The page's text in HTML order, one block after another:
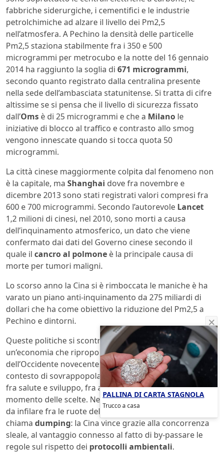
fabbriche siderurgiche, i cementifici e le industrie
petrolchimiche ad alzare il livello dei Pm2,5
nell’atmosfera. A Pechino la densità delle particelle
Pm2,5 staziona stabilmente fra i 350 e 500
microgrammi per metrocubo e la notte del 16 gennaio
2014 ha raggiunto la soglia di 671 microgrammi,
secondo quanto registrato dalla centralina presente
nella sede dell’ambasciata statunitense. Si tratta di cifre
altissime se si pensa che il livello di sicurezza fissato
dall’Oms è di 25 microgrammi e che a Milano le
iniziative di blocco al traffico e contrasto allo smog
vengono innescate quando si tocca quota 50
microgrammi.
La città cinese maggiormente colpita dal fenomeno non
è la capitale, ma Shanghai dove fra novembre e
dicembre 2013 sono stati registrati valori compresi fra
600 e 700 microgrammi. Secondo l’autorevole Lancet
1,2 milioni di cinesi, nel 2010, sono morti a causa
dell’inquinamento atmosferico, un dato che viene
confermato dai dati del Governo cinese secondo il
quale il cancro al polmone è la principale causa di
morte per tumori maligni.
Lo scorso anno la Cina si è rimboccata le maniche è ha
varato un piano anti-inquinamento da 275 miliardi di
dollari che ha come obiettivo la riduzione del Pm2,5 a
Pechino e dintorni.
Queste politiche si scontrano, ovviamente, con
un’economia che ripropone gli schemi industriali
dell’Occidente novecentesco in scala 1 a 10, in un
contesto di sovrappopolazione. Per la Cina, a un bivio
fra salute e sviluppo, fra ambiente e profitto, è il
momento delle scelte. Nell’Occidente malato il bastone
da infilare fra le ruote della locomotiva asiatica si
chiama dumping: la Cina vince grazie alla concorrenza
sleale, al vantaggio connesso al fatto di by-passare le
regole sul rispetto dei protocolli ambientali.
PALLINA DI CARTA STAGNOLA
Trucco a casa